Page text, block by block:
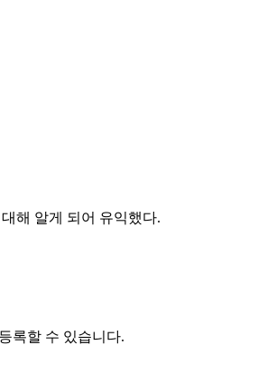
해 알게 되어 유익했다.
록할 수 있습니다.